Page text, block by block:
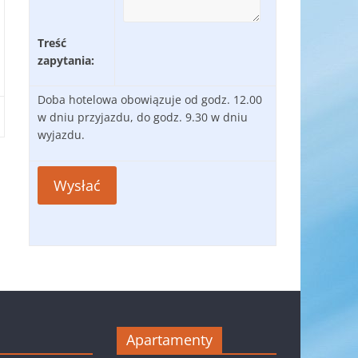
Treść
zapytania:
Doba hotelowa obowiązuje od godz. 12.00
w dniu przyjazdu, do godz. 9.30 w dniu
wyjazdu.
Apartamenty